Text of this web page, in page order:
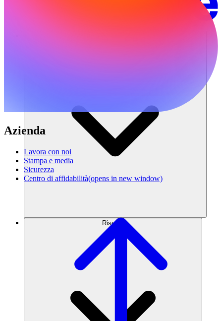
Risorse
Azienda
Lavora con noi
Stampa e media
Sicurezza
Centro di affidabilità(opens in new window)